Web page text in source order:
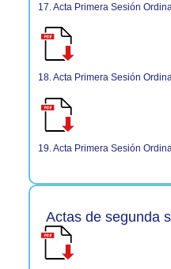
17. Acta Primera Sesión
18. Acta Primera Sesión
19. Acta Primera Sesión
Actas de segunda